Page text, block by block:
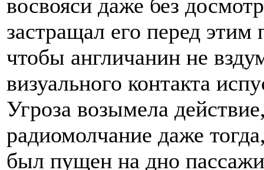
восвояси даже без
застращал его перед этим
чтобы англичанин не
визуального контакта
Угроза возымела
радиомолчание даже
был пущен на дно